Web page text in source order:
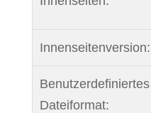
Innenseitenversion:
Benutzerdefiniertes
Dateiformat: